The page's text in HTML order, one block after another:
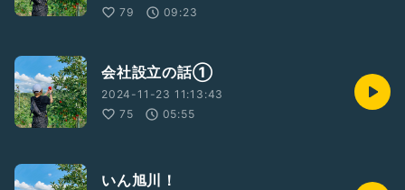
79
09:23
会社設立の話①
2024-11-23 11:13:43
75
05:55
いん旭川！